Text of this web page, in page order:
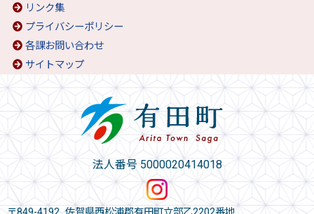
リンク集
プライバシーポリシー
各課お問い合わせ
サイトマップ
法人番号 5000020414018